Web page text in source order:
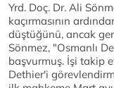
Yrd. Doç. Dr. Ali
kaçırmasının
düştüğünü, ancak
Sönmez, "Osmanlı
başvurmuş. İşi takip
Dethier'i